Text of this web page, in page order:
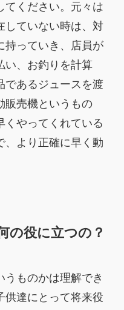
てください。元々は
していない時は、対
持っていき、店員が
い、お釣りを計算
であるジュースを渡
販売機というもの
くやってくれている
、より正確に早く動
の役に立つの？
うものかは理解でき
供達にとって将来役